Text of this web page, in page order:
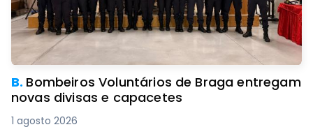
B. Bombeiros Voluntários de Braga entregam
novas divisas e capacetes
1 agosto 2026